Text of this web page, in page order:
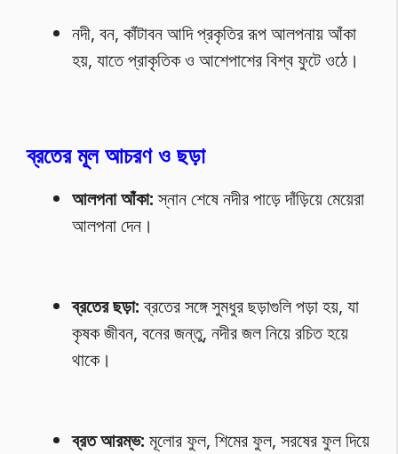
নদী, বন, কাঁটাবন আদি প্রকৃতির রূপ আলপনায় আঁকা
হয়, যাতে প্রাকৃতিক ও আশেপাশের বিশ্ব ফুটে ওঠে।
ব্রতের মূল আচরণ ও ছড়া
আলপনা আঁকা:স্নান শেষে নদীর পাড়ে দাঁড়িয়ে মেয়েরা
আলপনা দেন।
ব্রতের ছড়া:ব্রতের সঙ্গে সুমধুর ছড়াগুলি পড়া হয়, যা
কৃষক জীবন, বনের জন্তু, নদীর জল নিয়ে রচিত হয়ে
থাকে।
ব্রত আরম্ভ: মূলোর ফুল, শিমের ফুল, সরষের ফুল দিয়ে